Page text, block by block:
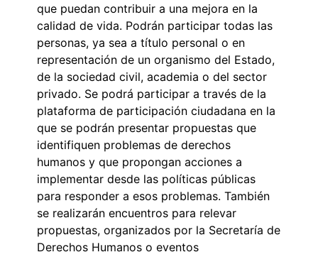
que puedan contribuir a una mejora en la
calidad de vida. Podrán participar todas las
personas, ya sea a título personal o en
representación de un organismo del Estado,
de la sociedad civil, academia o del sector
privado. Se podrá participar a través de la
plataforma de participación ciudadana en la
que se podrán presentar propuestas que
identifiquen problemas de derechos
humanos y que propongan acciones a
implementar desde las políticas públicas
para responder a esos problemas. También
se realizarán encuentros para relevar
propuestas, organizados por la Secretaría de
Derechos Humanos o eventos